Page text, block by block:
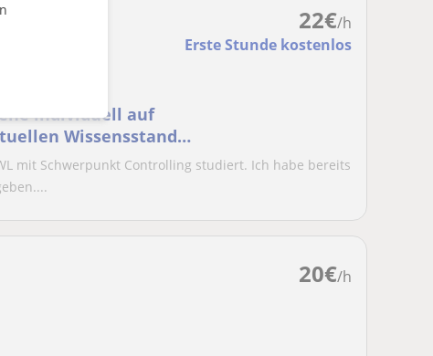
22€/h
Erste Stunde kostenlos
individuell auf
Wissensstand
mit Schwerpunkt Controlling studiert. Ich habe bereits
20€/h